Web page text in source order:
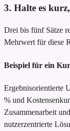
3. Halte es
Drei bis fünf Sätze
Mehrwert für diese
Beispiel für ein
Ergebnisorientierte
% und
Zusammenarbeit
nutzerzentrierte